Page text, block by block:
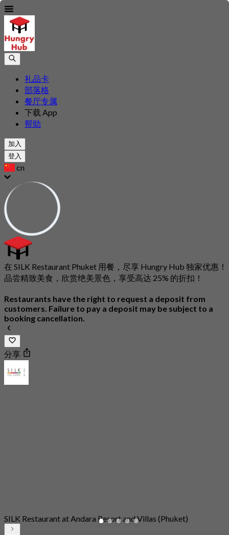
礼品卡
部落格
餐厅专属
下载 App
帮助
加入
登入
cn
在 SILK Restaurant Phuket 用餐，尽享 Hungry Hub 独家优惠！
品尝精致美食，欣赏绝美景色，享受高达 25% 的折扣！
Restaurants have the right to request a deposit from
customers. Failure to pay a deposit may be subject to a
booking cancellation.
分享
SILK Restaurant at Andara Resort and Villas (Phuket)